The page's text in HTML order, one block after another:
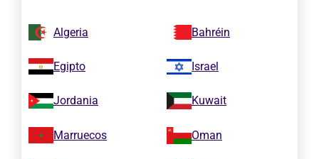
Algeria Bahréin
Egipto Israel
Jordania Kuwait
Marruecos Oman